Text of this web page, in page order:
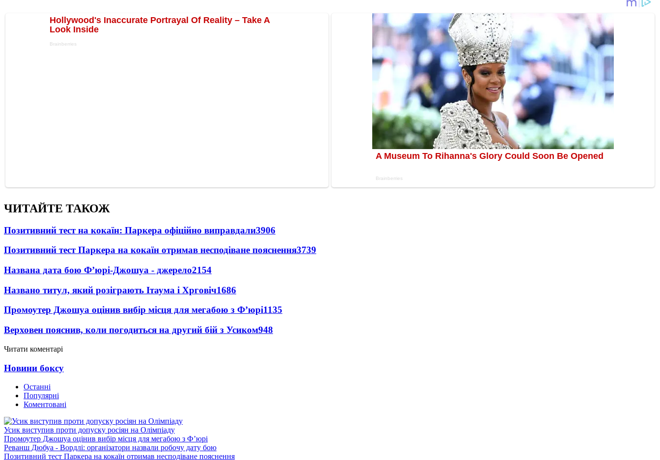
ЧИТАЙТЕ ТАКОЖ
Позитивний тест на кокаїн: Паркера офіційно виправдали3906
Позитивний тест Паркера на кокаїн отримав несподіване пояснення3739
Названа дата бою Ф’юрі-Джошуа - джерело2154
Названо титул, який розіграють Ітаума і Хрговіч1686
Промоутер Джошуа оцінив вибір місця для мегабою з Ф’юрі1135
Верховен пояснив, коли погодиться на другий бій з Усиком948
Читати коментарі
Новини боксу
Останні
Популярні
Коментовані
Усик виступив проти допуску росіян на Олімпіаду
Промоутер Джошуа оцінив вибір місця для мегабою з Ф’юрі
Реванш Дюбуа - Вордлі: організатори назвали робочу дату бою
Позитивний тест Паркера на кокаїн отримав несподіване пояснення